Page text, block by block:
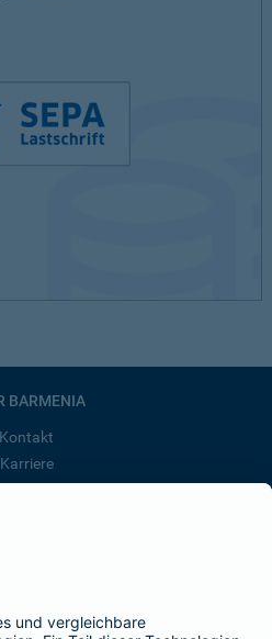
BARMENIA
Kontakt
Karriere
der BarmeniaGothaer